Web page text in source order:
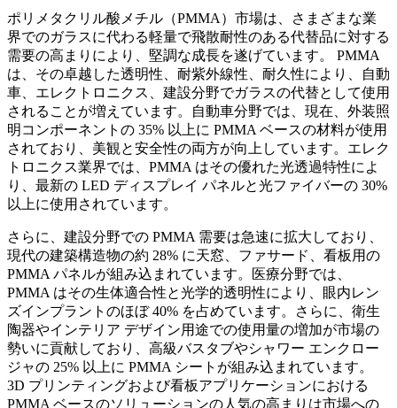
ポリメタクリル酸メチル（PMMA）市場は、さまざまな業
界でのガラスに代わる軽量で飛散耐性のある代替品に対する
需要の高まりにより、堅調な成長を遂げています。 PMMA
は、その卓越した透明性、耐紫外線性、耐久性により、自動
車、エレクトロニクス、建設分野でガラスの代替として使用
されることが増えています。自動車分野では、現在、外装照
明コンポーネントの 35% 以上に PMMA ベースの材料が使用
されており、美観と安全性の両方が向上しています。エレク
トロニクス業界では、PMMA はその優れた光透過特性によ
り、最新の LED ディスプレイ パネルと光ファイバーの 30%
以上に使用されています。
さらに、建設分野での PMMA 需要は急速に拡大しており、
現代の建築構造物の約 28% に天窓、ファサード、看板用の
PMMA パネルが組み込まれています。医療分野では、
PMMA はその生体適合性と光学的透明性により、眼内レン
ズインプラントのほぼ 40% を占めています。さらに、衛生
陶器やインテリア デザイン用途での使用量の増加が市場の
勢いに貢献しており、高級バスタブやシャワー エンクロー
ジャの 25% 以上に PMMA シートが組み込まれています。
3D プリンティングおよび看板アプリケーションにおける
PMMA ベースのソリューションの人気の高まりは市場への